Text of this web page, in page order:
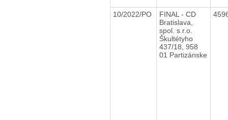
10/2022/PO
FINAL - CD
Bratislava,
spol. s.r.o.
Škultétyho
437/18, 958
01 Partizánske